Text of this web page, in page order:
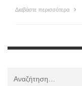
Διαβάστε περισσότερα